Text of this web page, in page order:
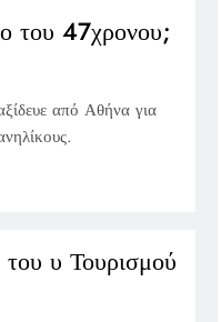
του 47χρονου;
από Αθήνα για
υ Τουρισμού